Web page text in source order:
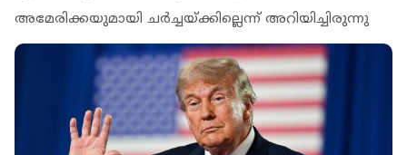
അമേരിക്കയുമായി ചർച്ചയ്ക്കില്ലെന്ന് അറിയിച്ചിരുന്നു